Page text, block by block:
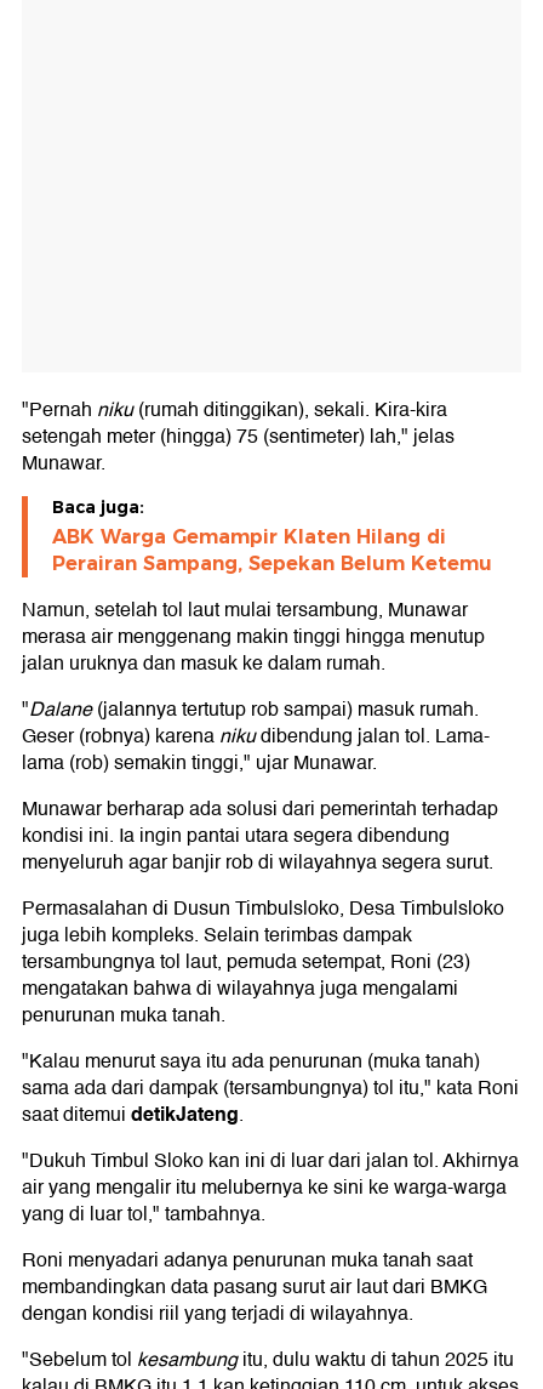
"Pernah niku(rumah ditinggikan), sekali. Kira-kira
setengah meter (hingga) 75 (sentimeter) lah," jelas
Munawar.
Baca juga:
ABK Warga Gemampir Klaten Hilang di
Perairan Sampang, Sepekan Belum Ketemu
Namun, setelah tol laut mulai tersambung, Munawar
merasa air menggenang makin tinggi hingga menutup
jalan uruknya dan masuk ke dalam rumah.
"Dalane(jalannya tertutup rob sampai) masuk rumah.
Geser (robnya) karenanikudibendung jalan tol. Lama-
lama (rob) semakin tinggi," ujar Munawar.
Munawar berharap ada solusi dari pemerintah terhadap
kondisi ini. Ia ingin pantai utara segera dibendung
menyeluruh agar banjir rob di wilayahnya segera surut.
Permasalahan di Dusun Timbulsloko, Desa Timbulsloko
juga lebih kompleks. Selain terimbas dampak
tersambungnya tol laut, pemuda setempat, Roni (23)
mengatakan bahwa di wilayahnya juga mengalami
penurunan muka tanah.
"Kalau menurut saya itu ada penurunan (muka tanah)
sama ada dari dampak (tersambungnya) tol itu," kata Roni
saat ditemuidetikJateng.
"Dukuh Timbul Sloko kan ini di luar dari jalan tol. Akhirnya
air yang mengalir itu melubernya ke sini ke warga-warga
yang di luar tol," tambahnya.
Roni menyadari adanya penurunan muka tanah saat
membandingkan data pasang surut air laut dari BMKG
dengan kondisi riil yang terjadi di wilayahnya.
"Sebelum tol kesambungitu, dulu waktu di tahun 2025 itu